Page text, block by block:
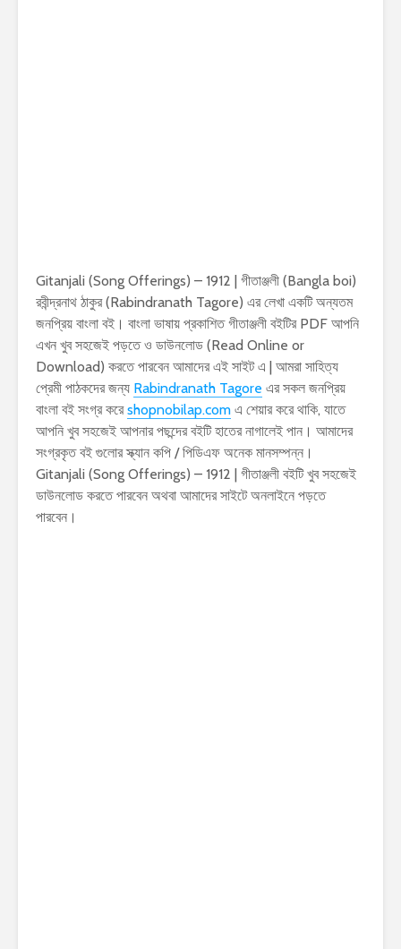
Gitanjali (Song Offerings) – 1912 | গীতাঞ্জলী (Bangla boi)
রবীন্দ্রনাথ ঠাকুর (Rabindranath Tagore) এর লেখা একটি অন্যতম
জনপ্রিয় বাংলা বই। বাংলা ভাষায় প্রকাশিত গীতাঞ্জলী বইটির PDF আপনি
এখন খুব সহজেই পড়তে ও ডাউনলোড (Read Online or
Download) করতে পারবেন আমাদের এই সাইট এ | আমরা সাহিত্য
প্রেমী পাঠকদের জন্য Rabindranath Tagore এর সকল জনপ্রিয়
বাংলা বই সংগ্র করেshopnobilap.com এ শেয়ার করে থাকি, যাতে
আপনি খুব সহজেই আপনার পছন্দের বইটি হাতের নাগালেই পান। আমাদের
সংগ্রকৃত বই গুলোর স্ক্যান কপি / পিডিএফ অনেক মানসম্পন্ন।
Gitanjali (Song Offerings) – 1912 | গীতাঞ্জলী বইটি খুব সহজেই
ডাউনলোড করতে পারবেন অথবা আমাদের সাইটে অনলাইনে পড়তে
পারবেন।